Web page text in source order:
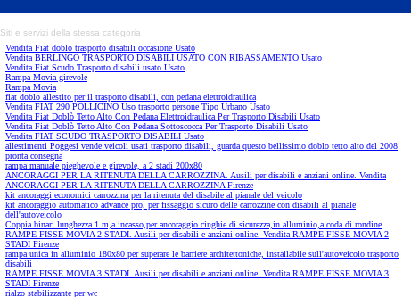
Siti e servizi della stessa categoria
Vendita Fiat doblo trasporto disabili occasione Usato
Vendita BERLINGO TRASPORTO DISABILI USATO CON RIBASSAMENTO Usato
Vendita Fiat Scudo Trasporto disabili usato Usato
Rampa Movia girevole
Rampa Movia
fiat doblo allestito per il trasporto disabili, con pedana elettroidraulica
Vendita FIAT 290 POLLICINO Uso trasporto persone Tipo Urbano Usato
Vendita Fiat Doblò Tetto Alto Con Pedana Elettroidraulica Per Trasporto Disabili Usato
Vendita Fiat Doblò Tetto Alto Con Pedana Sottoscocca Per Trasporto Disabili Usato
Vendita FIAT SCUDO TRASPORTO DISABILI Usato
allestimenti Poggesi vende veicoli usati trasporto disabili, guarda questo bellissimo doblo tetto alto del 2008
pronta consegna
rampa manuale pieghevole e girevole, a 2 stadi 200x80
ANCORAGGI PER LA RITENUTA DELLA CARROZZINA. Ausili per disabili e anziani online. Vendita
ANCORAGGI PER LA RITENUTA DELLA CARROZZINA Firenze
kit ancoraggi economici carrozzina per la ritenuta del disabile al pianale del veicolo
kit ancoraggio automatico advance pro, per fissaggio sicuro delle carrozzine con disabili al pianale
dell'autoveicolo
Coppia binari lunghezza 1 m,a incasso,per ancoraggio cinghie di sicurezza,in alluminio,a coda di rondine
RAMPE FISSE MOVIA 2 STADI. Ausili per disabili e anziani online. Vendita RAMPE FISSE MOVIA 2
STADI Firenze
rampa unica in alluminio 180x80 per superare le barriere architettoniche, installabile sull'autoveicolo trasporto
disabili
RAMPE FISSE MOVIA 3 STADI. Ausili per disabili e anziani online. Vendita RAMPE FISSE MOVIA 3
STADI Firenze
rialzo stabilizzante per wc